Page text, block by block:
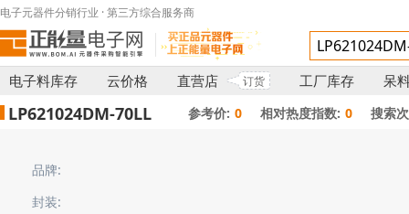
电子元器件分销行业 · 第三方综合服务商
电子料库存 云价格 直营店 订货 工厂库存 呆
LP621024DM-70LL 参考价: 0 相对热度指数: 0 搜索
品牌:
封装: